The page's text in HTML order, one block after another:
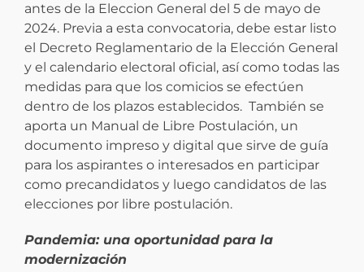
antes de la Eleccion General del 5 de mayo de
2024. Previa a esta convocatoria, debe estar listo
el Decreto Reglamentario de la Elección General
y el calendario electoral oficial, así como todas las
medidas para que los comicios se efectúen
dentro de los plazos establecidos. También se
aporta un Manual de Libre Postulación, un
documento impreso y digital que sirve de guía
para los aspirantes o interesados en participar
como precandidatos y luego candidatos de las
elecciones por libre postulación.
Pandemia: una oportunidad para la
modernización